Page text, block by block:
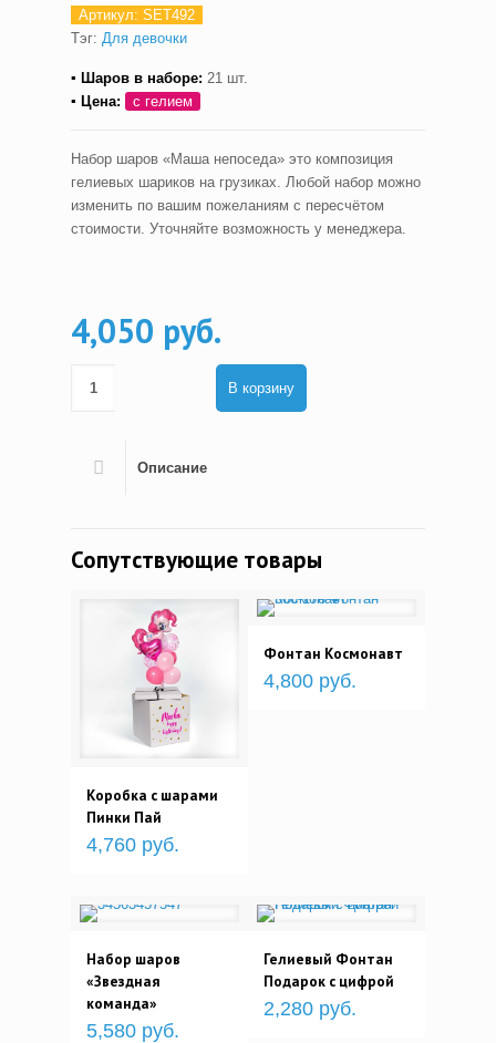
Артикул: SET492
Тэг: Для девочки
▪ Шаров в наборе: 21 шт.
▪ Цена:
с гелием
Набор шаров «Маша непоседа» это композиция
гелиевых шариков на грузиках. Любой набор можно
изменить по вашим пожеланиям с пересчётом
стоимости. Уточняйте возможность у менеджера.
4,050 руб.
В корзину
Описание
Сопутствующие товары
Коробка с шарами
Пинки Пай
4,760 руб.
Фонтан Космонавт
4,800 руб.
Набор шаров
«Звездная
команда»
5,580 руб.
Гелиевый Фонтан
Подарок с цифрой
2,280 руб.